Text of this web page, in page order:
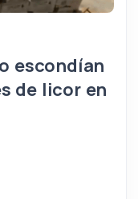
escondían
de licor en